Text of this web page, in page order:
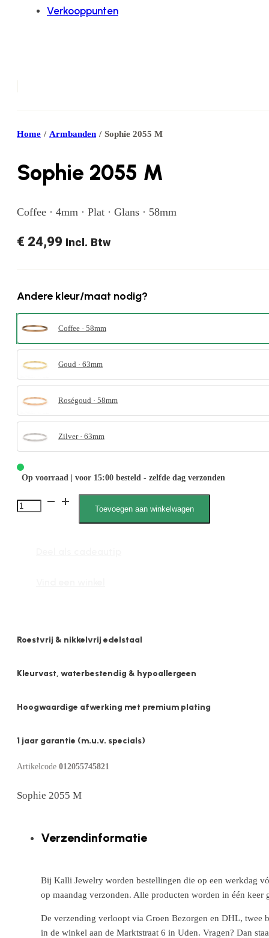
Verkooppunten
Home / Armbanden / Sophie 2055 M
Sophie 2055 M
Coffee · 4mm · Plat · Glans · 58mm
€ 24,99 Incl. Btw
Andere kleur/maat nodig?
Coffee · 58mm
Goud · 63mm
Roségoud · 58mm
Zilver · 63mm
Op voorraad | voor 15:00 besteld - zelfde dag verzonden
Sophie
Toevoegen aan winkelwagen
Roestvrij & nikkelvrij edelstaal
Kleurvast, waterbestendig & hypoallergeen
Hoogwaardige afwerking met premium plating
1 jaar garantie (m.u.v. specials)
Artikelcode 012055745821
Sophie 2055 M
Verzendinformatie
Bij Kalli Jewelry worden bestellingen die op een werkdag
op maandag verzonden. Alle producten worden in één
De verzending verloopt via Groen Bezorgen en DHL, twee
in de winkel aan de Marktstraat 6 in Uden. Vragen? Dan